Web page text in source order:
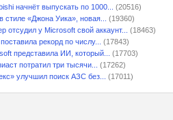
начнёт выпускать по 1000...
(20516)
стиле «Джона Уика», новая...
(19360)
отсудил у Microsoft свой аккаунт...
(18463)
рекорд по числу...
(17843)
представила ИИ, который...
(17703)
потратил три тысячи...
(17262)
улучшил поиск АЗС без...
(17011)